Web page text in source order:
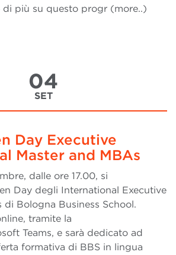
di più su questo progr (more..)
04
SET
Day Executive
Master and MBAs
dalle ore 17.00, si
Day degli International Executive
di Bologna Business School.
tramite la
Teams, e sarà dedicato ad
formativa di BBS in lingua